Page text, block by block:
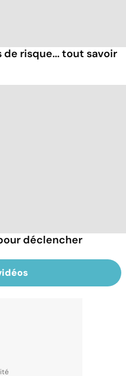
risque... tout savoir
déclencher